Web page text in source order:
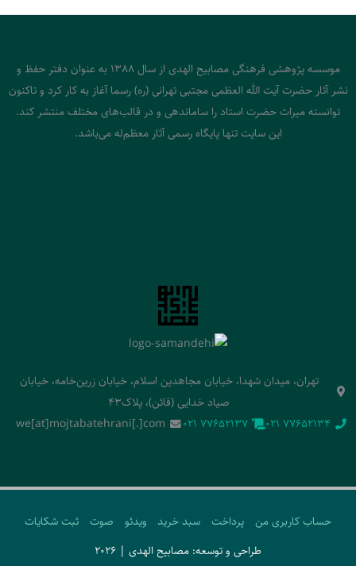
موسسه پژوهشی فرهنگی مصابیح الهدی از سال 1388 به عنوان دفتر حفظ و
نشر آثار حضرت آیت الله العظمی مجتبی تهرانی (ره) رسما آغاز به کار کرد و تاکنون
توانسته میراث حضرت استاد را ساماندهی و در قالب‌های مختلف منتشر کند.
این سایت تنها پایگاه رسمی آثار معظم‌له می‌باشد.
تهران، میدان شهدا، خیابان مجاهدین اسلام، خیابان زرین‌خامه، خیابان
صیاد خدایی (قائن)، پلاک43
‭021 77652134‬
‭021 77652137‬
we[at]mojtabatehrani[.]com
حساب کاربری من پرداخت سبد خرید ویدئو صوت
ثبت شکایات
طراحی و توسعه: مصابیح الهدی | 2026